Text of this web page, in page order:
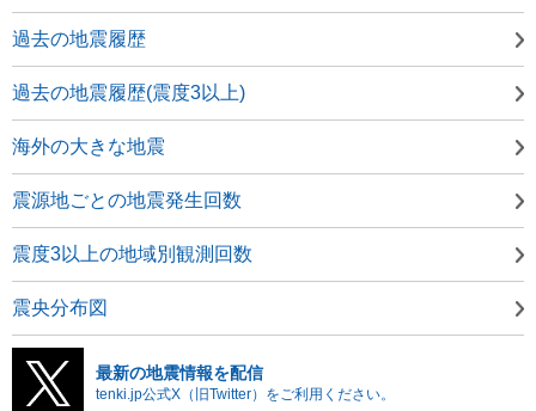
過去の地震履歴
過去の地震履歴(震度3以上)
海外の大きな地震
震源地ごとの地震発生回数
震度3以上の地域別観測回数
震央分布図
最新の地震情報を配信
tenki.jp公式X（旧Twitter）をご利用ください。